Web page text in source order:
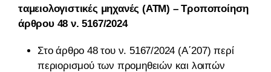
ταμειολογιστικές μηχανές (ΑΤΜ) – Τροποποίηση
άρθρου 48 ν. 5167/2024
Στο άρθρο 48 του ν. 5167/2024 (Α΄207) περί
περιορισμού των προμηθειών και λοιπών